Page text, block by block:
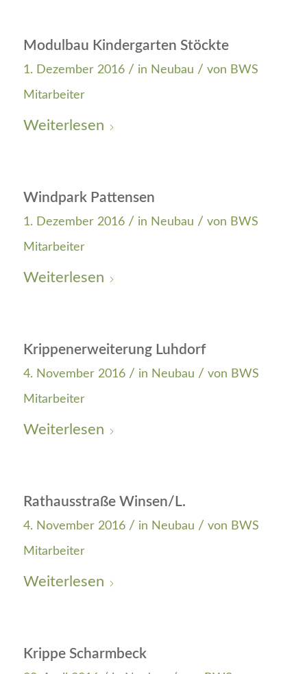
Modulbau Kindergarten Stöckte
1. Dezember 2016 / in Neubau / von BWS
Mitarbeiter
Weiterlesen
Windpark Pattensen
1. Dezember 2016 / in Neubau / von BWS
Mitarbeiter
Weiterlesen
Krippenerweiterung Luhdorf
4. November 2016 / in Neubau / von BWS
Mitarbeiter
Weiterlesen
Rathausstraße Winsen/L.
4. November 2016 / in Neubau / von BWS
Mitarbeiter
Weiterlesen
Krippe Scharmbeck